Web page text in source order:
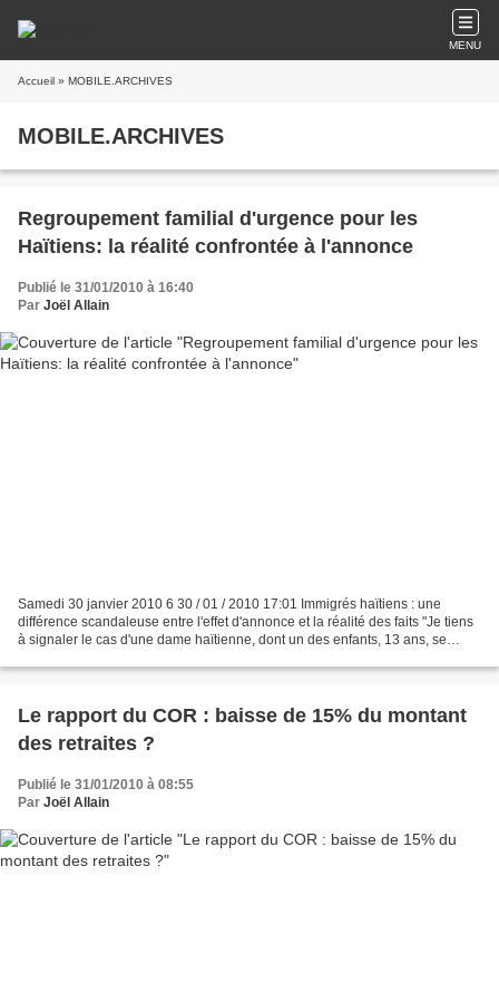
MENU
Accueil » MOBILE.ARCHIVES
MOBILE.ARCHIVES
Regroupement familial d'urgence pour les
Haïtiens: la réalité confrontée à l'annonce
Publié le 31/01/2010 à 16:40
Par Joël Allain
Samedi 30 janvier 2010 6 30 / 01 / 2010 17:01 Immigrés haïtiens : une
différence scandaleuse entre l'effet d'annonce et la réalité des faits "Je tiens
à signaler le cas d'une dame haïtienne, dont un des enfants, 13 ans, se
Le rapport du COR : baisse de 15% du montant
des retraites ?
Publié le 31/01/2010 à 08:55
Par Joël Allain